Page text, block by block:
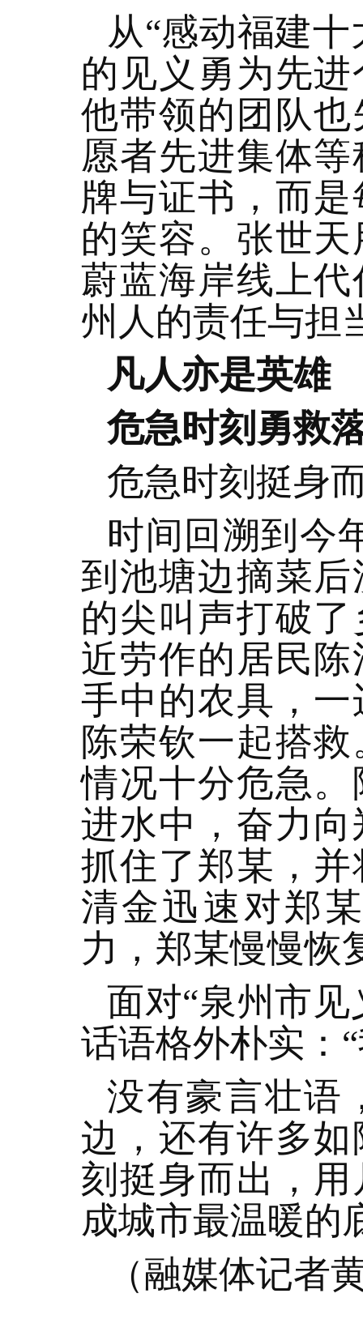
从“感动福建
的见义勇为先
他带领的团队
愿者先进集体
牌与证书，而
的笑容。张世
蔚蓝海岸线上
州人的责任与担
凡人亦是英雄
危急时刻勇救
危急时刻挺身
时间回溯到今
到池塘边摘菜
的尖叫声打破
近劳作的居民
手中的农具，
陈荣钦一起搭
情况十分危急
进水中，奋力
抓住了郑某，
清金迅速对郑
力，郑某慢慢恢
面对“泉州市
话语格外朴实：
没有豪言壮语
边，还有许多
刻挺身而出，
成城市最温暖的
（融媒体记者